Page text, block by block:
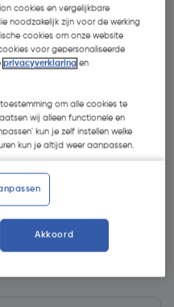
cookies en vergelijkbare
noodzakelijk zijn voor de werking
cookies om onze website
voor gepersonaliseerde
privacyverklaring en
om alle cookies te
wij alleen functionele en
kun je zelf instellen welke
kun je altijd weer aanpassen.
Akkoord